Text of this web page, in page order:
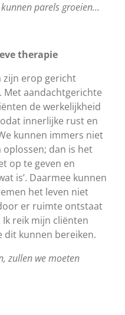
parels groeien…
therapie
zijn erop gericht
aandachtgerichte
de werkelijkheid
innerlijke rust en
kunnen immers niet
dan is het
op te geven en
is’. Daarmee kunnen
het leven niet
er ruimte ontstaat
reik mijn cliënten
dit kunnen bereiken.
zullen we moeten